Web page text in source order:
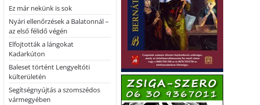
Ez már nekünk is sok
Nyári ellenőrzések a Balatonnál –
az első félidő végén
Elfojtották a lángokat
Kadarkúton
Baleset történt Lengyeltóti
külterületén
Segítségnyújtás a szomszédos
vármegyében